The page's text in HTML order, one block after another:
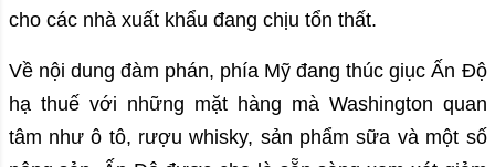
cho các nhà xuất khẩu đang chịu tổn thất.
Về nội dung đàm phán, phía Mỹ đang thúc giục Ấn Độ
hạ thuế với những mặt hàng mà Washington quan
tâm như ô tô, rượu whisky, sản phẩm sữa và một số